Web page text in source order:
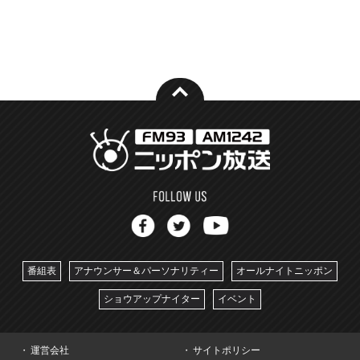
番組表 アナウンサー＆パーソナリティー オールナイトニッポン
ショウアップナイター イベント
運営会社 サイトポリシー